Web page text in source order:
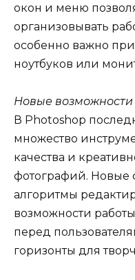
окон и меню
организовывать
особенно важно
ноутбуков или
Новые
В Photoshop
множество
качества и
фотографий. Новые
алгоритмы
возможности
перед
горизонты для